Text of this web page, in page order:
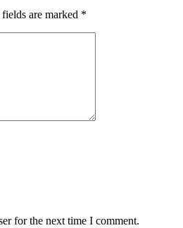
are marked *
for the next time I comment.